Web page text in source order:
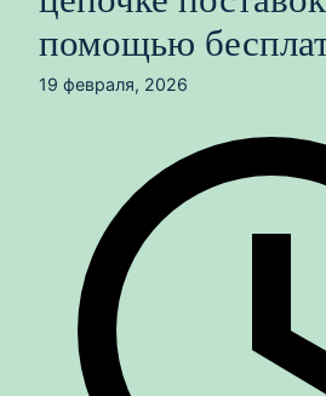
помощью
19 февраля, 2026